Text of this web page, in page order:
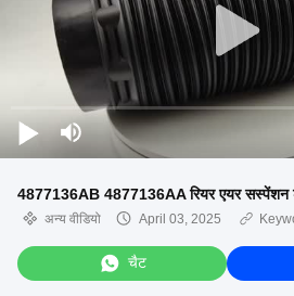
4877136AB 4877136AA रियर एयर सस्पेंशन
अन्य वीडियो April 03, 2025
चैट